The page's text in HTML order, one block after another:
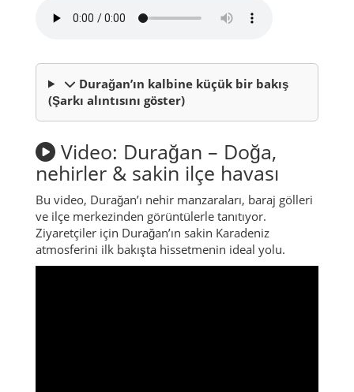
Durağan’ın kalbine küçük bir bakış
(Şarkı alıntısını göster)
Video: Durağan – Doğa,
nehirler & sakin ilçe havası
Bu video, Durağan’ı nehir manzaraları, baraj gölleri
ve ilçe merkezinden görüntülerle tanıtıyor.
Ziyaretçiler için Durağan’ın sakin Karadeniz
atmosferini ilk bakışta hissetmenin ideal yolu.